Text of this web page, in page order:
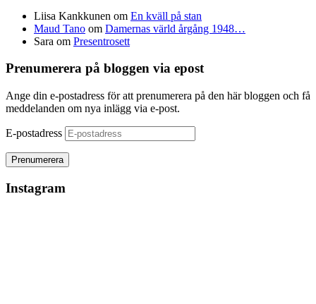
Liisa Kankkunen om En kväll på stan
Maud Tano om Damernas värld årgång 1948…
Sara om Presentrosett
Prenumerera på bloggen via epost
Ange din e-postadress för att prenumerera på den här bloggen och få
meddelanden om nya inlägg via e-post.
E-postadress
Instagram